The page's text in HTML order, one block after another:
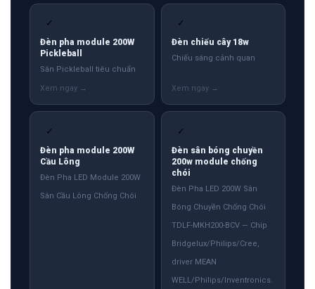
✓
Đèn pha module 200W
Pickleball
Sân Pickleball tiêu chuẩn
✓
Đèn chiếu cây 18w
Chiếu sáng cảnh quan
✓
Đèn pha module 200W
Cầu Lông
Đèn Pha LED Module 200W
Sân Cầu Lông Chống Chói
✓
Đèn sân bóng chuyền
200w module chống
chói
Đèn Pha LED 200W Sân
Bóng Chuyền Chống Chói
TDLF-MKH200-BCV — Chip
Bridgelux/Philips/Cree,
driver MEAN
WELL/Philips/Inventronics.